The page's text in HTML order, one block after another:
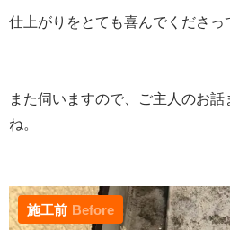
仕上がりをとても喜んでくださっ
また伺いますので、ご主人のお
ね。
施工前 Before